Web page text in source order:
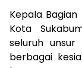
Kepala
Kota
seluruh
berbagai